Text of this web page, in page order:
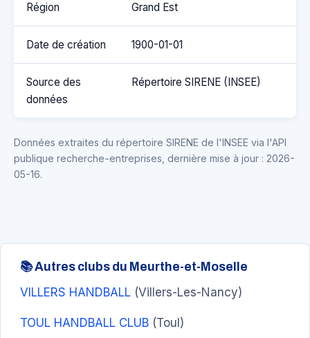
Région Grand Est
Date de création 1900-01-01
Source des
données
Répertoire SIRENE (INSEE)
Données extraites du répertoire SIRENE de l'INSEE via l'API
publique recherche-entreprises, dernière mise à jour : 2026-
05-16.
📚 Autres clubs du Meurthe-et-Moselle
VILLERS HANDBALL (Villers-Les-Nancy)
TOUL HANDBALL CLUB (Toul)